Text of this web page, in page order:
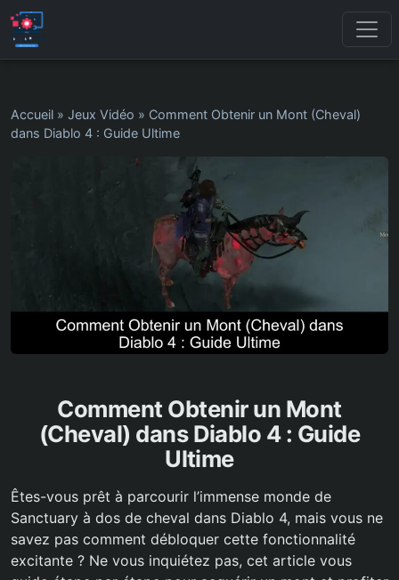
Accueil » Jeux Vidéo » Comment Obtenir un Mont (Cheval)
dans Diablo 4 : Guide Ultime
Comment Obtenir un Mont
(Cheval) dans Diablo 4 : Guide
Ultime
Êtes-vous prêt à parcourir l’immense monde de
Sanctuary à dos de cheval dans Diablo 4, mais vous ne
savez pas comment débloquer cette fonctionnalité
excitante ? Ne vous inquiétez pas, cet article vous